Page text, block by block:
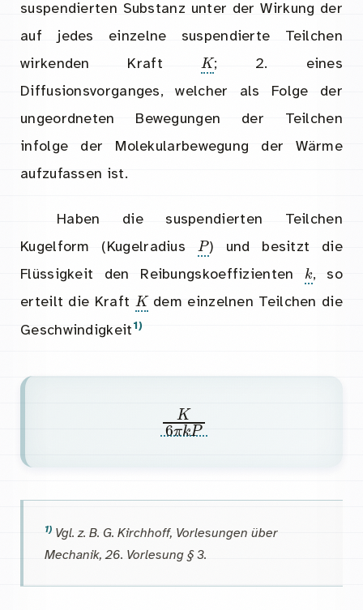
suspendierten Substanz unter der Wirkung der
auf jedes einzelne suspendierte Teilchen
wirkenden Kraft
; 2. eines
Diffusionsvorganges, welcher als Folge der
ungeordneten Bewegungen der Teilchen
infolge der Molekularbewegung der Wärme
aufzufassen ist.
Haben die suspendierten Teilchen
Kugelform (Kugelradius
) und besitzt die
Flüssigkeit den Reibungskoeffizienten
, so
erteilt die Kraft
dem einzelnen Teilchen die
Geschwindigkeit1)
6π
1) Vgl. z. B. G. Kirchhoff, Vorlesungen über
Mechanik, 26. Vorlesung § 3.